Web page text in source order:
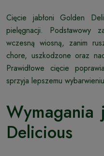
Cięcie jabłoni Golden
pielęgnacji. Podstawowy
wczesną wiosną, zanim
chore, uszkodzone oraz
Prawidłowe cięcie
sprzyja lepszemu
Wymagania
Delicious